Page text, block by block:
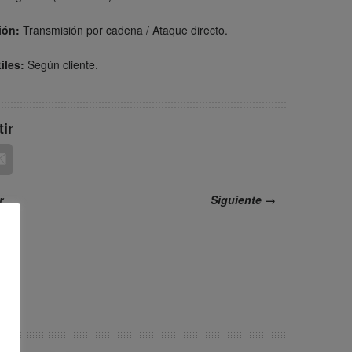
Transmisión por cadena / Ataque directo.
Según cliente.
Siguiente →